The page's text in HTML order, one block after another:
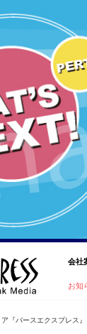
会社
お知
『パースエクスプレス』